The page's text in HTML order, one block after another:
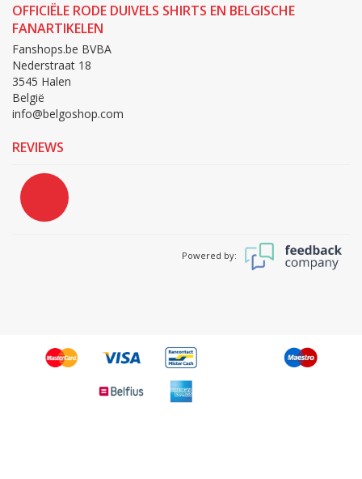
OFFICIËLE RODE DUIVELS SHIRTS EN BELGISCHE
FANARTIKELEN
Fanshops.be BVBA
Nederstraat 18
3545 Halen
België
info@belgoshop.com
REVIEWS
Powered by: